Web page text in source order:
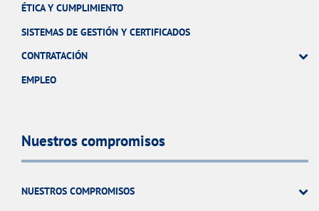
ÉTICA Y CUMPLIMIENTO
SISTEMAS DE GESTIÓN Y CERTIFICADOS
CONTRATACIÓN
EMPLEO
Nuestros compromisos
NUESTROS COMPROMISOS